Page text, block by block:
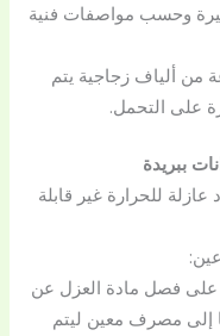
وحسب مواصفات فنية
من ألياف زجاجية يتم
على التحمل.
ببريدة
للحرارة غير قابلة
على فصل مادة العزل عن
إلى مصرف معين ليتم